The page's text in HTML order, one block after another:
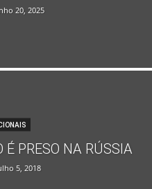
20, 2025
É PRESO NA RÚSSIA
5, 2018